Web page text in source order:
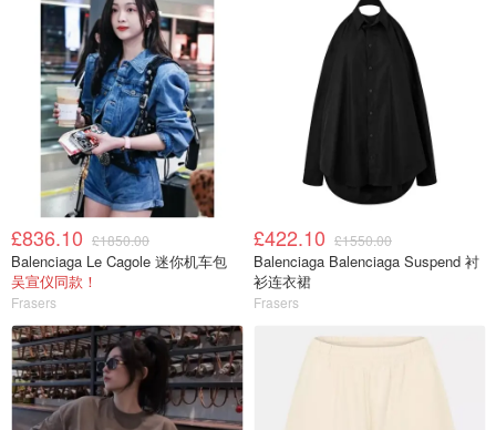
£836.10 £1850.00
Balenciaga Le Cagole 迷你机车包
吴宣仪同款！
Frasers
£422.10 £1550.00
Balenciaga Balenciaga Suspend 衬
衫连衣裙
Frasers